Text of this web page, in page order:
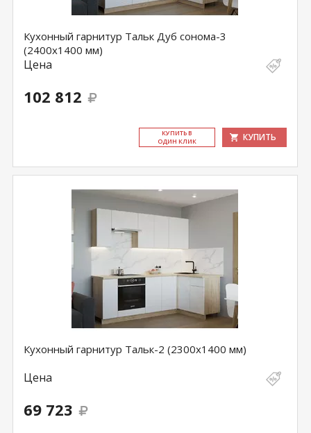
Кухонный гарнитур Тальк Дуб сонома-3
(2400х1400 мм)
Цена
102 812
КУ­ПИТЬ В
ОДИН КЛИК
КУПИТЬ
Кухонный гарнитур Тальк-2 (2300х1400 мм)
Цена
69 723